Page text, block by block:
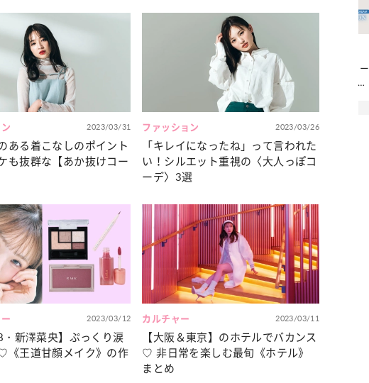
2023/03/31
ある着こなしのポイント
も抜群な【あか抜けコー
ファッション 2023/03/26
「キレイになったね」って言われた
い！シルエット重視の〈大人っぽコ
ーデ〉3選
2023/03/12
・新澤菜央】ぷっくり涙
《王道甘顔メイク》の作
カルチャー 2023/03/11
【大阪＆東京】のホテルでバカンス
♡ 非日常を楽しむ最旬《ホテル》
まとめ
星座別】今月の恋愛運♡ 7月23日～
月20日の運勢は？
カルチャー
【Dリーグ】Ray世代注目のプロダンサー
集団♡ 各チームを彩る「イケメンダンサ
ー」特集